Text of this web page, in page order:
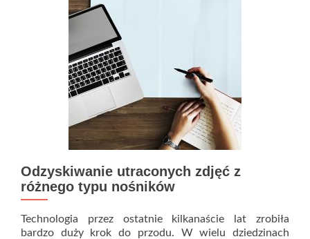
Odzyskiwanie utraconych zdjęć z
różnego typu nośników
Technologia przez ostatnie kilkanaście lat zrobiła
bardzo duży krok do przodu. W wielu dziedzinach